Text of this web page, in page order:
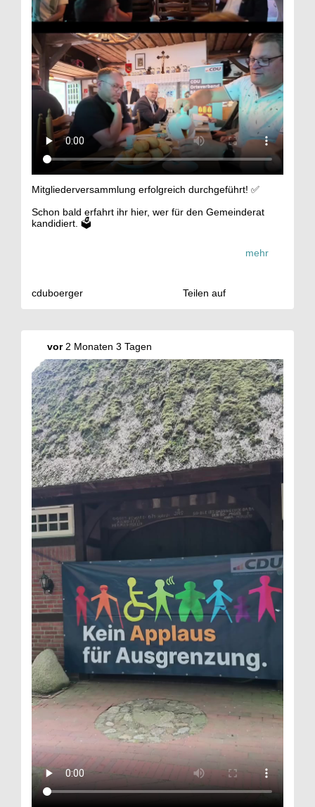
Mitgliederversammlung erfolgreich durchgeführt! ✅
Schon bald erfahrt ihr hier, wer für den Gemeinderat
kandidiert. 🗳️
Vielen Dank für den Austausch und die spannenden
Gespräche!
mehr
cduboerger Teilen auf
vor2 Monaten 3 Tagen